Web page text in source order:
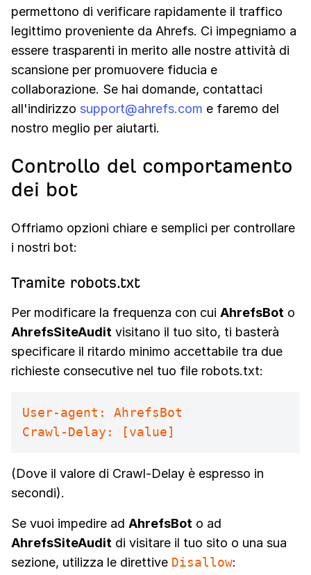
permettono di verificare rapidamente il traffico
legittimo proveniente da Ahrefs. Ci impegniamo a
essere trasparenti in merito alle nostre attività di
scansione per promuovere fiducia e
collaborazione. Se hai domande, contattaci
all'indirizzo support@ahrefs.com e faremo del
nostro meglio per aiutarti.
Controllo del comportamento
dei bot
Offriamo opzioni chiare e semplici per controllare
i nostri bot:
Tramite robots.txt
Per modificare la frequenza con cui AhrefsBot o
AhrefsSiteAudit visitano il tuo sito, ti basterà
specificare il ritardo minimo accettabile tra due
richieste consecutive nel tuo file robots.txt:
User-agent: AhrefsBot
Crawl-Delay: [value]
(Dove il valore di Crawl-Delay è espresso in
secondi).
Se vuoi impedire ad AhrefsBot o ad
AhrefsSiteAudit di visitare il tuo sito o una sua
sezione, utilizza le direttive Disallow: